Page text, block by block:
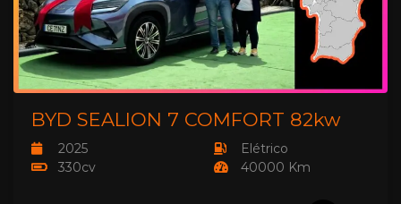
BYD SEALION 7 COMFORT 82kw
2025
330cv
Elétrico
40000 Km